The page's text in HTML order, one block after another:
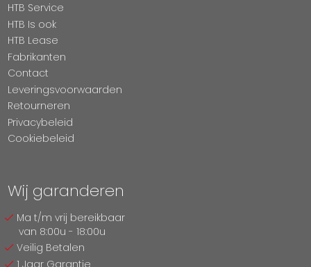
HTB Service
HTB Is ook
HTB Lease
Fabrikanten
Contact
Leveringsvoorwaarden
Retourneren
Privacybeleid
Cookiebeleid
Wij garanderen
Ma t/m vrij bereikbaar
van 8:00u - 18:00u
Veilig Betalen
1 Jaar Garantie